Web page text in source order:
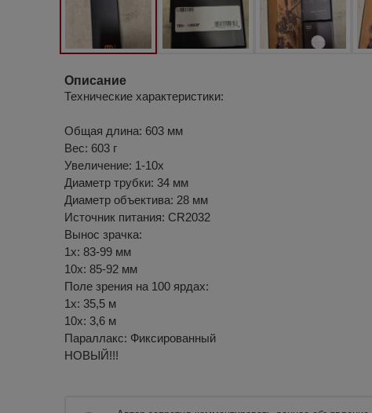
Описание
Технические характеристики:
Общая длина: 603 мм
Вес: 603 г
Увеличение: 1-10x
Диаметр трубки: 34 мм
Диаметр объектива: 28 мм
Источник питания: CR2032
Вынос зрачка:
1x: 83-99 мм
10x: 85-92 мм
Поле зрения на 100 ярдах:
1x: 35,5 м
10x: 3,6 м
Параллакс: Фиксированный
НОВЫЙ!!!